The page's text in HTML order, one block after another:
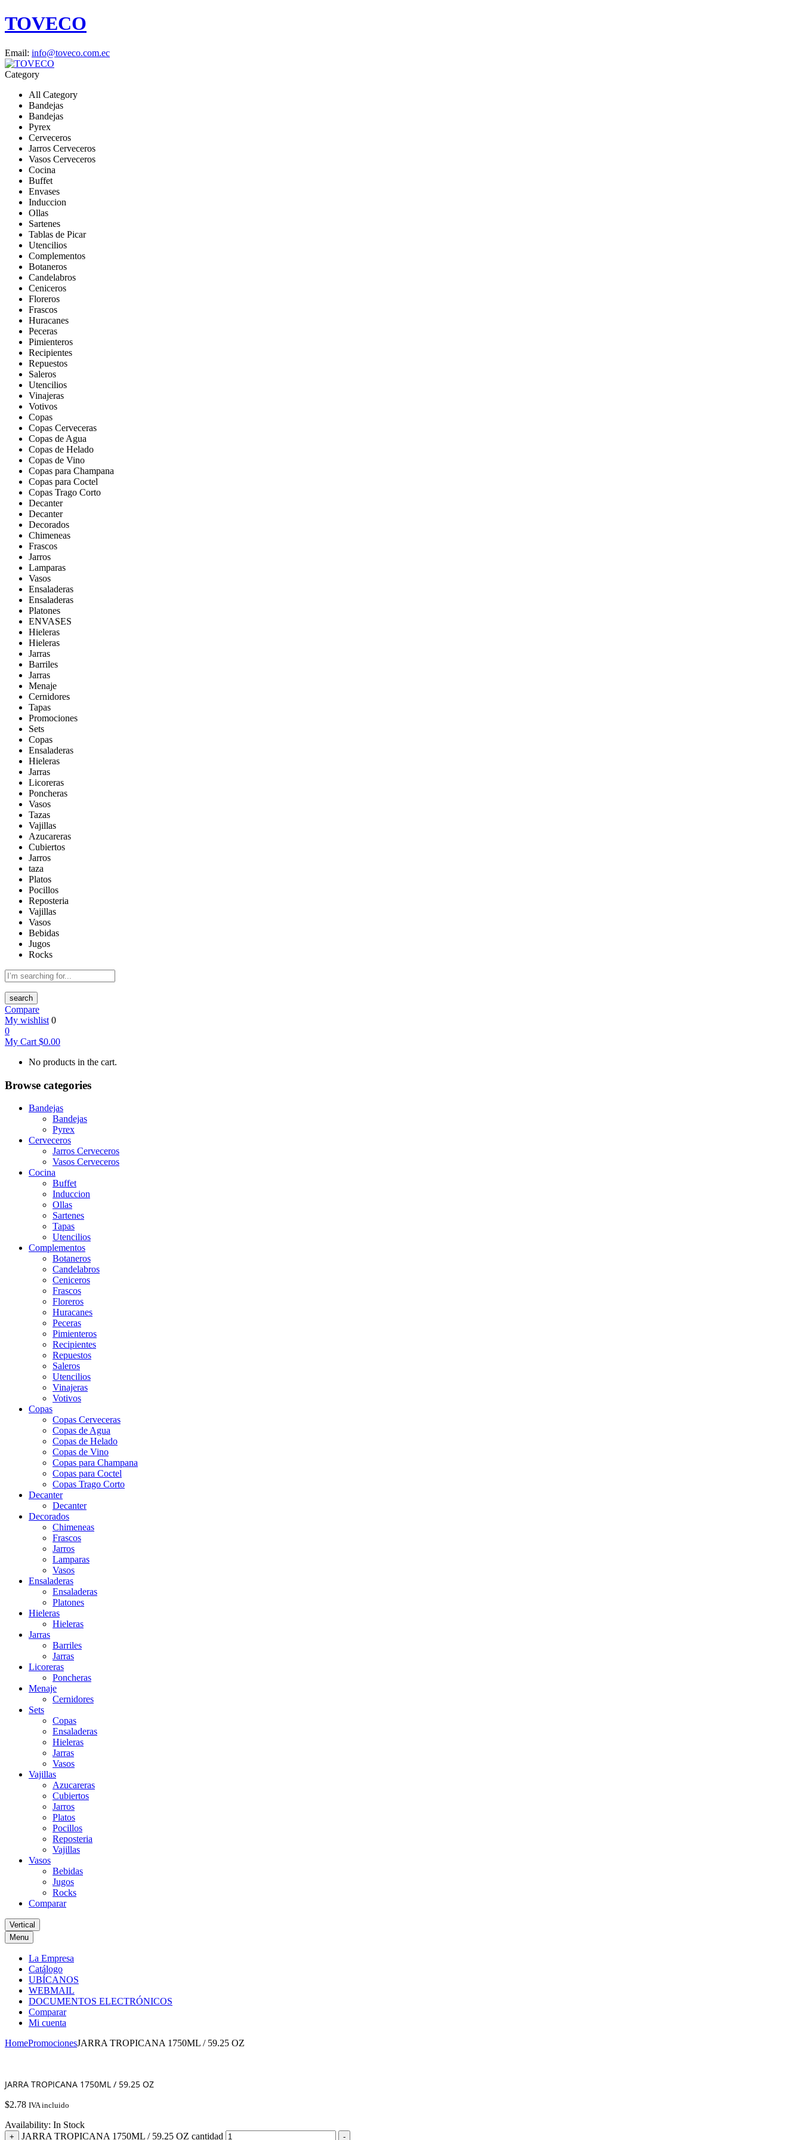
TOVECO
Email: info@toveco.com.ec
Category
All Category
Bandejas
Bandejas
Pyrex
Cerveceros
Jarros Cerveceros
Vasos Cerveceros
Cocina
Buffet
Envases
Induccion
Ollas
Sartenes
Tablas de Picar
Utencilios
Complementos
Botaneros
Candelabros
Ceniceros
Floreros
Frascos
Huracanes
Peceras
Pimienteros
Recipientes
Repuestos
Saleros
Utencilios
Vinajeras
Votivos
Copas
Copas Cerveceras
Copas de Agua
Copas de Helado
Copas de Vino
Copas para Champana
Copas para Coctel
Copas Trago Corto
Decanter
Decanter
Decorados
Chimeneas
Frascos
Jarros
Lamparas
Vasos
Ensaladeras
Ensaladeras
Platones
ENVASES
Hieleras
Hieleras
Jarras
Barriles
Jarras
Menaje
Cernidores
Tapas
Promociones
Sets
Copas
Ensaladeras
Hieleras
Jarras
Licoreras
Poncheras
Vasos
Tazas
Vajillas
Azucareras
Cubiertos
Jarros
taza
Platos
Pocillos
Reposteria
Vajillas
Vasos
Bebidas
Jugos
Rocks
search
Compare
My wishlist 0
0
My Cart $0.00
No products in the cart.
Browse categories
Bandejas
Bandejas
Pyrex
Cerveceros
Jarros Cerveceros
Vasos Cerveceros
Cocina
Buffet
Induccion
Ollas
Sartenes
Tapas
Utencilios
Complementos
Botaneros
Candelabros
Ceniceros
Frascos
Floreros
Huracanes
Peceras
Pimienteros
Recipientes
Repuestos
Saleros
Utencilios
Vinajeras
Votivos
Copas
Copas Cerveceras
Copas de Agua
Copas de Helado
Copas de Vino
Copas para Champana
Copas para Coctel
Copas Trago Corto
Decanter
Decanter
Decorados
Chimeneas
Frascos
Jarros
Lamparas
Vasos
Ensaladeras
Ensaladeras
Platones
Hieleras
Hieleras
Jarras
Barriles
Jarras
Licoreras
Poncheras
Menaje
Cernidores
Sets
Copas
Ensaladeras
Hieleras
Jarras
Vasos
Vajillas
Azucareras
Cubiertos
Jarros
Platos
Pocillos
Reposteria
Vajillas
Vasos
Bebidas
Jugos
Rocks
Comparar
Vertical
Menu
La Empresa
Catálogo
UBÍCANOS
WEBMAIL
DOCUMENTOS ELECTRÓNICOS
Comparar
Mi cuenta
HomePromocionesJARRA TROPICANA 1750ML / 59.25 OZ
JARRA TROPICANA 1750ML / 59.25 OZ
$2.78 IVA incluido
Availability: In Stock
+ JARRA TROPICANA 1750ML / 59.25 OZ cantidad -